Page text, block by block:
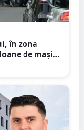
în zona
de mașini